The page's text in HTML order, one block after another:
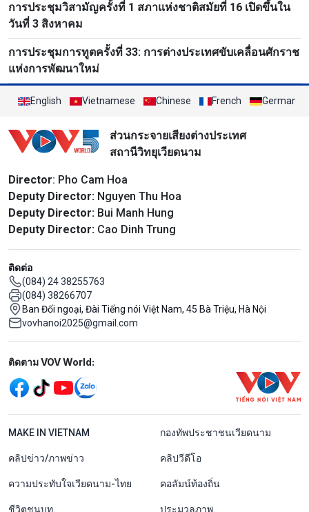
การประชุมวิสามัญครั้งที่ 1 สภาแห่งชาติสมัยที่ 16 เปิดขึ้นใน
วันที่ 3 สิงหาคม
การประชุมการทูตครั้งที่ 33: การต่างประเทศขับเคลื่อนศักราช
แห่งการพัฒนาใหม่
English Vietnamese Chinese French German
ส่วนกระจายเสียงต่างประเทศ
สถานีวิทยุเวียดนาม
Director: Pho Cam Hoa
Deputy Director: Nguyen Thu Hoa
Deputy Director: Bui Manh Hung
Deputy Director: Cao Dinh Trung
ติดต่อ
(084) 24 38255763
(084) 38266707
Ban Đối ngoại, Đài Tiếng nói Việt Nam, 45 Bà Triệu, Hà Nội
vovhanoi2025@gmail.com
Mạng xã hội
ติดตาม VOV World:
menu footer tiếng Thái
MAKE IN VIETNAM กองทัพประชาชนเวียดนาม
คลิปข่าว/ภาพข่าว คลิปวีดีโอ
ความประทับใจเวียดนาม-ไทย คอลัมน์ท้องถิ่น
ชีวิตชนบท ประมวลภาพ